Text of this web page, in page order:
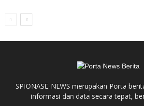
SPIONASE-NEWS merupakan Porta
informasi dan data secara tepat,